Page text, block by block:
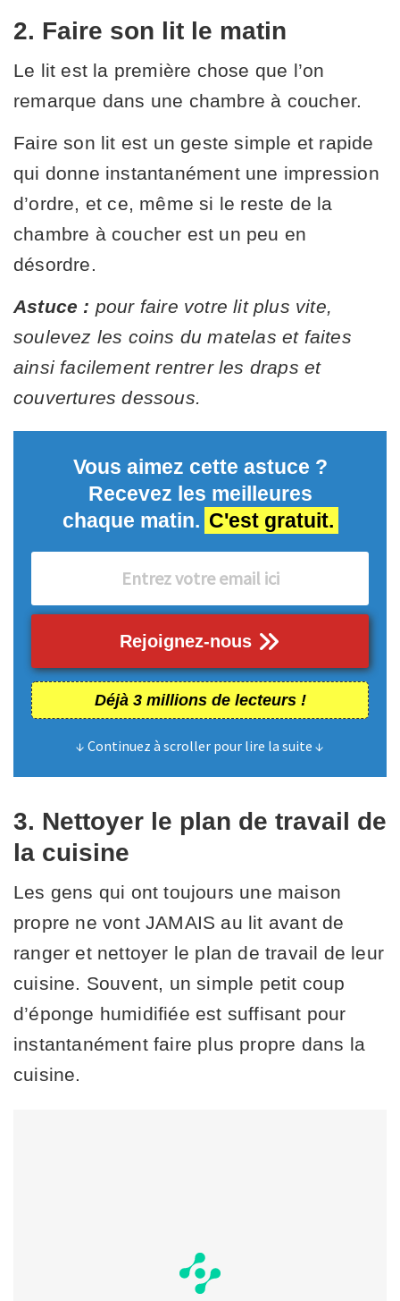
2. Faire son lit le matin
Le lit est la première chose que l’on
remarque dans une chambre à coucher.
Faire son lit est un geste simple et rapide
qui donne instantanément une impression
d’ordre, et ce, même si le reste de la
chambre à coucher est un peu en
désordre.
Astuce : pour faire votre lit plus vite,
soulevez les coins du matelas et faites
ainsi facilement rentrer les draps et
couvertures dessous.
Vous aimez cette astuce ?
Recevez les meilleures
chaque matin. C'est gratuit.
Rejoignez-nous
Déjà 3 millions de lecteurs !
↓ Continuez à scroller pour lire la suite ↓
3. Nettoyer le plan de travail de
la cuisine
Les gens qui ont toujours une maison
propre ne vont JAMAIS au lit avant de
ranger et nettoyer le plan de travail de leur
cuisine. Souvent, un simple petit coup
d’éponge humidifiée est suffisant pour
instantanément faire plus propre dans la
cuisine.